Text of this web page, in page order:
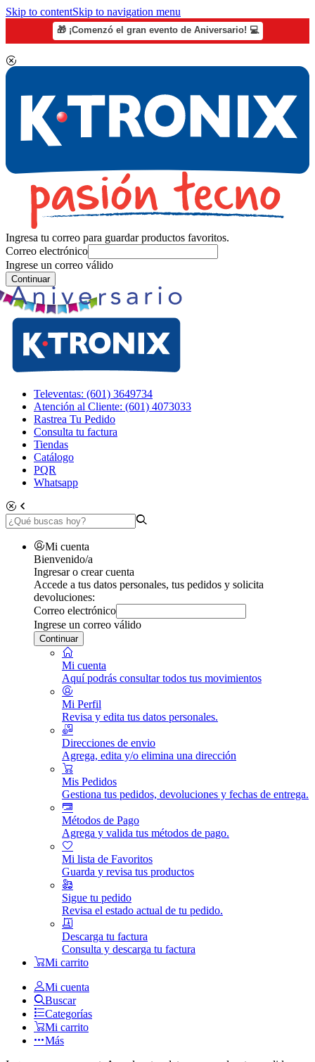
Skip to contentSkip to navigation menu
🎁 ¡Comenzó el gran evento de Aniversario! 💻
Ingresa tu correo para guardar productos favoritos.
Correo electrónico
Ingrese un correo válido
Continuar
Televentas: (601) 3649734
Atención al Cliente: (601) 4073033
Rastrea Tu Pedido
Consulta tu factura
Tiendas
Catálogo
PQR
Whatsapp
Mi cuenta
Bienvenido/a
Ingresar o crear cuenta
Accede a tus datos personales, tus pedidos y solicita
devoluciones:
Correo electrónico
Ingrese un correo válido
Continuar
Mi cuenta
Aquí podrás consultar todos tus movimientos
Mi Perfil
Revisa y edita tus datos personales.
Direcciones de envio
Agrega, edita y/o elimina una dirección
Mis Pedidos
Gestiona tus pedidos, devoluciones y fechas de entrega.
Métodos de Pago
Agrega y valida tus métodos de pago.
Mi lista de Favoritos
Guarda y revisa tus productos
Sigue tu pedido
Revisa el estado actual de tu pedido.
Descarga tu factura
Consulta y descarga tu factura
Mi carrito
Mi cuenta
Buscar
Categorías
Mi carrito
Más